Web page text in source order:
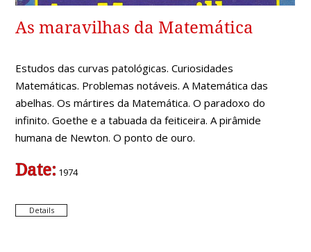
As maravilhas da Matemática
Estudos das curvas patológicas. Curiosidades
Matemáticas. Problemas notáveis. A Matemática das
abelhas. Os mártires da Matemática. O paradoxo do
infinito. Goethe e a tabuada da feiticeira. A pirâmide
humana de Newton. O ponto de ouro.
Date: 1974
Details